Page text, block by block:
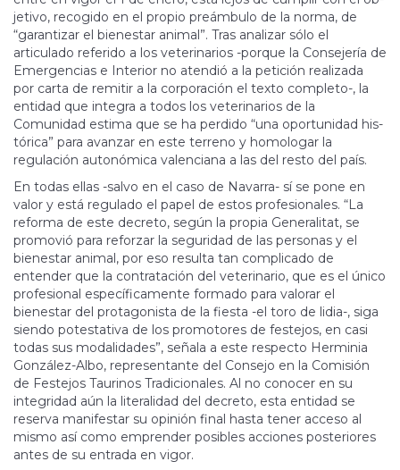
jetivo, recogido en el propio preámbulo de la norma, de
“garantizar el bienestar animal”. Tras analizar sólo el
articulado referido a los ve­teri­narios -porque la Consejería de
Emergencias e Interior no atendió a la petición realizada
por carta de remitir a la corporación el texto completo-, la
entidad que integra a todos los veterinarios de la
Comunidad estima que se ha perdido “una oportunidad his­
tó­ri­ca” para avanzar en este terreno y homologar la
regulación autonómica valenciana a las del resto del país.
En todas ellas -salvo en el caso de Navarra- sí se pone en
valor y está regulado el papel de estos profesionales. “La
reforma de este decreto, según la pro­pia Generalitat, se
promovió para reforzar la seguridad de las personas y el
bienestar animal, por eso resulta tan com­plicado de
entender que la contratación del veterinario, que es el único
profesional específicamente formado para valorar el
bienestar del pro­­tagonista de la fiesta -el toro de lidia-, siga
siendo potestativa de los promotores de festejos, en casi
todas sus modalidades”, señala a este res­pecto Herminia
González-Albo, representante del Consejo en la Comisión
de Festejos Tau­rinos Tradicionales. Al no conocer en su
integridad aún la literalidad del decreto, esta entidad se
reserva manifestar su opinión final hasta tener acceso al
mismo así como emprender posibles acciones posteriores
antes de su entrada en vigor.